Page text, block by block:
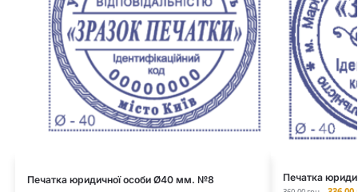
Печатка юридичної особи Ø40 мм. №8
Печатка